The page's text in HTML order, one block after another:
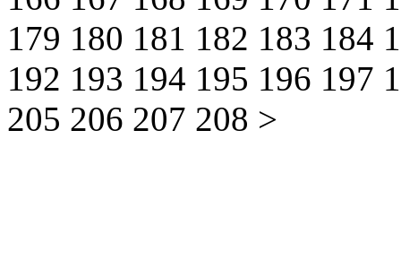
179 180 181 182 183 184
192 193 194 195 196 197
205 206 207 208 >